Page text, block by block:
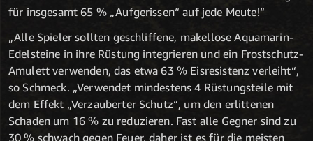
für insgesamt 65 % „Aufgerissen“ auf jede Meute!“
„Alle Spieler sollten geschliffene, makellose Aquamarin-
Edelsteine in ihre Rüstung integrieren und ein Frostschutz-
Amulett verwenden, das etwa 63 % Eisresistenz verleiht“,
so Schmeck. „Verwendet mindestens 4 Rüstungsteile mit
dem Effekt „Verzauberter Schutz“, um den erlittenen
Schaden um 16 % zu reduzieren. Fast alle Gegner sind zu
30 % schwach gegen Feuer, daher ist es für die meisten